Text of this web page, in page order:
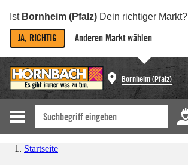
Ist Bornheim (Pfalz) Dein richtiger Markt?
JA, RICHTIG Anderen Markt wählen
Bornheim (Pfalz)
Startseite